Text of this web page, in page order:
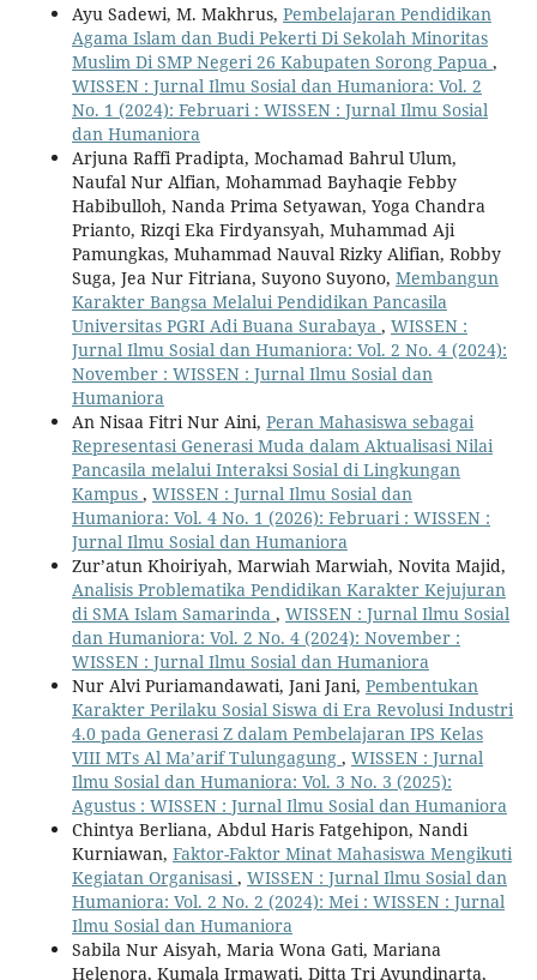
Ayu Sadewi, M. Makhrus, Pembelajaran Pendidikan
Agama Islam dan Budi Pekerti Di Sekolah Minoritas
Muslim Di SMP Negeri 26 Kabupaten Sorong Papua ,
WISSEN : Jurnal Ilmu Sosial dan Humaniora: Vol. 2
No. 1 (2024): Februari : WISSEN : Jurnal Ilmu Sosial
dan Humaniora
Arjuna Raffi Pradipta, Mochamad Bahrul Ulum,
Naufal Nur Alfian, Mohammad Bayhaqie Febby
Habibulloh, Nanda Prima Setyawan, Yoga Chandra
Prianto, Rizqi Eka Firdyansyah, Muhammad Aji
Pamungkas, Muhammad Nauval Rizky Alifian, Robby
Suga, Jea Nur Fitriana, Suyono Suyono, Membangun
Karakter Bangsa Melalui Pendidikan Pancasila
Universitas PGRI Adi Buana Surabaya , WISSEN :
Jurnal Ilmu Sosial dan Humaniora: Vol. 2 No. 4 (2024):
November : WISSEN : Jurnal Ilmu Sosial dan
Humaniora
An Nisaa Fitri Nur Aini, Peran Mahasiswa sebagai
Representasi Generasi Muda dalam Aktualisasi Nilai
Pancasila melalui Interaksi Sosial di Lingkungan
Kampus , WISSEN : Jurnal Ilmu Sosial dan
Humaniora: Vol. 4 No. 1 (2026): Februari : WISSEN :
Jurnal Ilmu Sosial dan Humaniora
Zur’atun Khoiriyah, Marwiah Marwiah, Novita Majid,
Analisis Problematika Pendidikan Karakter Kejujuran
di SMA Islam Samarinda , WISSEN : Jurnal Ilmu Sosial
dan Humaniora: Vol. 2 No. 4 (2024): November :
WISSEN : Jurnal Ilmu Sosial dan Humaniora
Nur Alvi Puriamandawati, Jani Jani, Pembentukan
Karakter Perilaku Sosial Siswa di Era Revolusi Industri
4.0 pada Generasi Z dalam Pembelajaran IPS Kelas
VIII MTs Al Ma’arif Tulungagung , WISSEN : Jurnal
Ilmu Sosial dan Humaniora: Vol. 3 No. 3 (2025):
Agustus : WISSEN : Jurnal Ilmu Sosial dan Humaniora
Chintya Berliana, Abdul Haris Fatgehipon, Nandi
Kurniawan, Faktor-Faktor Minat Mahasiswa Mengikuti
Kegiatan Organisasi , WISSEN : Jurnal Ilmu Sosial dan
Humaniora: Vol. 2 No. 2 (2024): Mei : WISSEN : Jurnal
Ilmu Sosial dan Humaniora
Sabila Nur Aisyah, Maria Wona Gati, Mariana
Helenora, Kumala Irmawati, Ditta Tri Ayundinarta,